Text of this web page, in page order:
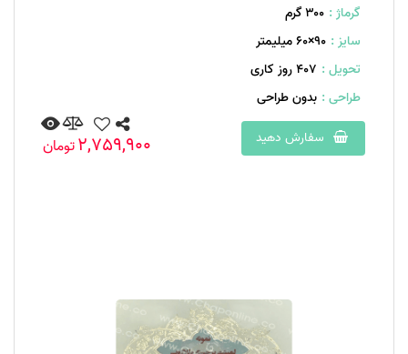
گرماژ : ۳۰۰ گرم
سایز : ۹۰×۶۰ میلیمتر
تحویل : 407 روز کاری
طراحی : بدون طراحی
سفارش دهید
2,759,900تومان